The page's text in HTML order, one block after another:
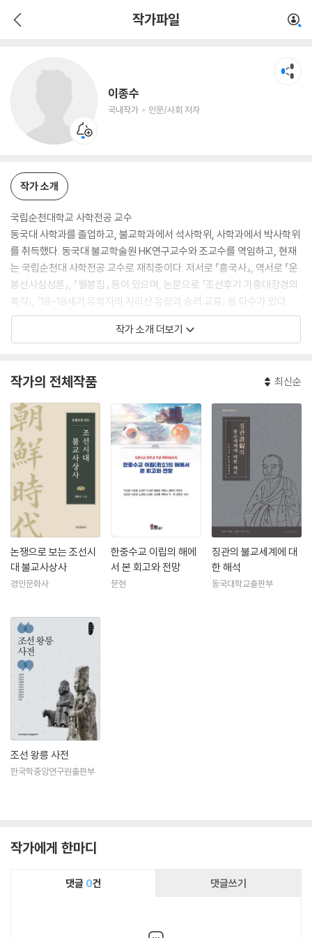
작가파일
이종수
국내작가 인문/사회 저자
인문/사회 저자
작가 소개
국립순천대학교 사학전공 교수
동국대 사학과를 졸업하고, 불교학과에서 석사학위, 사학과에서 박사학위
를 취득했다. 동국대 불교학술원 HK연구교수와 조교수를 역임하고, 현재
는 국립순천대 사학전공 교수로 재직중이다. 저서로 『흥국사』, 역서로 『운
봉선사심성론』, 『월봉집』 등이 있으며, 논문으로 「조선후기 가흥대장경의
복각」, 「16-18세기 유학자의 지리산 유람과 승려 교류」 등 다수가 있다.
작가 소개 더보기
작가의 전체작품 최신순
논쟁으로 보는 조선시
대 불교사상사
경인문화사
한중수교 이립의 해에
서 본 회고와 전망
문현
징관의 불교세계에 대
한 해석
동국대학교출판부
조선 왕릉 사전
한국학중앙연구원출판부
작가에게 한마디
댓글 0건 댓글쓰기